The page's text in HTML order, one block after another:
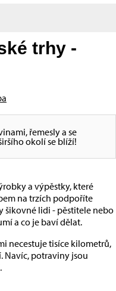
trhy -
řemesly a se
okolí se blíží!
a výpěstky, které
na trzích podpoříte
šikovné lidi - pěstitele nebo
a co je baví dělat.
necestuje tisíce kilometrů,
Navíc, potraviny jsou